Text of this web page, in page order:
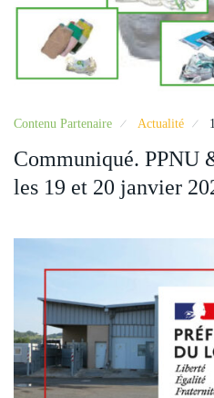
Contenu Partenaire Actualité
Communiqué. PPNU
les 19 et 20 janvier